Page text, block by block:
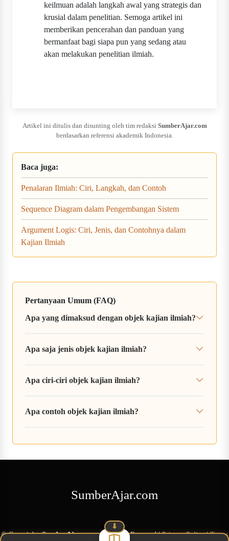
keilmuan adalah langkah awal yang strategis dan
krusial dalam penelitian. Semoga artikel ini
memberikan pencerahan dan panduan yang
bermanfaat bagi siapa pun yang sedang atau
akan melakukan penelitian ilmiah.
Artikel ini ditulis dan disunting oleh tim redaksi SumberAjar.com
berdasarkan referensi akademik Indonesia.
Baca juga:
Penalaran Ilmiah: Ciri, Langkah, dan Contoh
Sequence Diagram dalam Pengembangan Sistem
Argument Logis: Ciri, Jenis, dan Contohnya dalam
Kajian Ilmiah
Pertanyaan Umum (FAQ)
Apa yang dimaksud dengan objek kajian ilmiah?
Apa saja jenis objek kajian ilmiah?
Apa ciri-ciri objek kajian ilmiah?
Apa contoh objek kajian ilmiah?
SumberAjar.com
©Copyright SumberAjar.com All Rights Reserved|Privacy Policy|Terms
⬇